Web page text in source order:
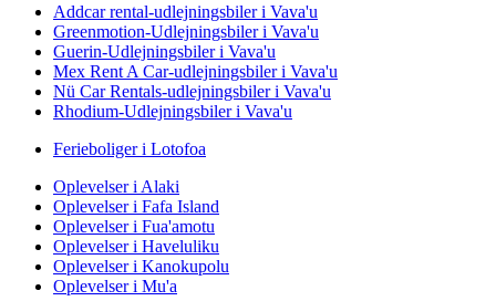
Addcar rental-udlejningsbiler i Vava'u
Greenmotion-Udlejningsbiler i Vava'u
Guerin-Udlejningsbiler i Vava'u
Mex Rent A Car-udlejningsbiler i Vava'u
Nü Car Rentals-udlejningsbiler i Vava'u
Rhodium-Udlejningsbiler i Vava'u
Ferieboliger i Lotofoa
Oplevelser i Alaki
Oplevelser i Fafa Island
Oplevelser i Fua'amotu
Oplevelser i Haveluliku
Oplevelser i Kanokupolu
Oplevelser i Mu'a